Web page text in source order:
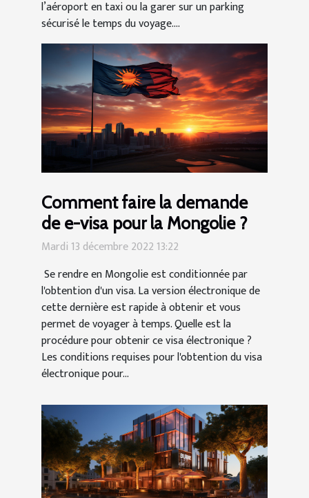
l’aéroport en taxi ou la garer sur un parking
sécurisé le temps du voyage....
Comment faire la demande
de e-visa pour la Mongolie ?
Mardi 13 décembre 2022 13:22
Se rendre en Mongolie est conditionnée par
l'obtention d'un visa. La version électronique de
cette dernière est rapide à obtenir et vous
permet de voyager à temps. Quelle est la
procédure pour obtenir ce visa électronique ?
Les conditions requises pour l'obtention du visa
électronique pour...